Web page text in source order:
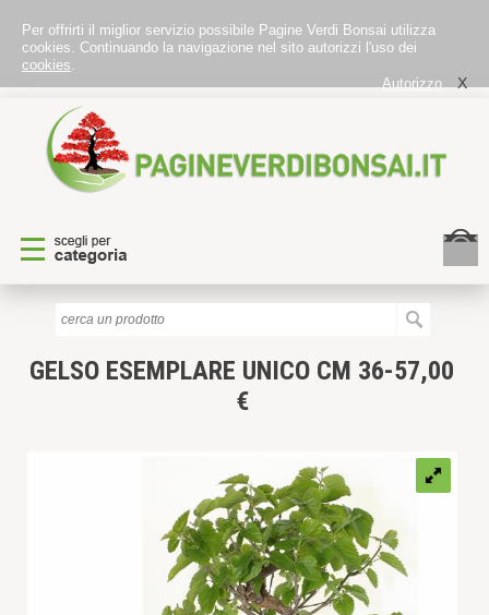
Per offrirti il miglior servizio possibile Pagine Verdi Bonsai utilizza
cookies. Continuando la navigazione nel sito autorizzi l'uso dei
cookies.
Autorizzo
X
GELSO ESEMPLARE UNICO CM 36-57,00
€